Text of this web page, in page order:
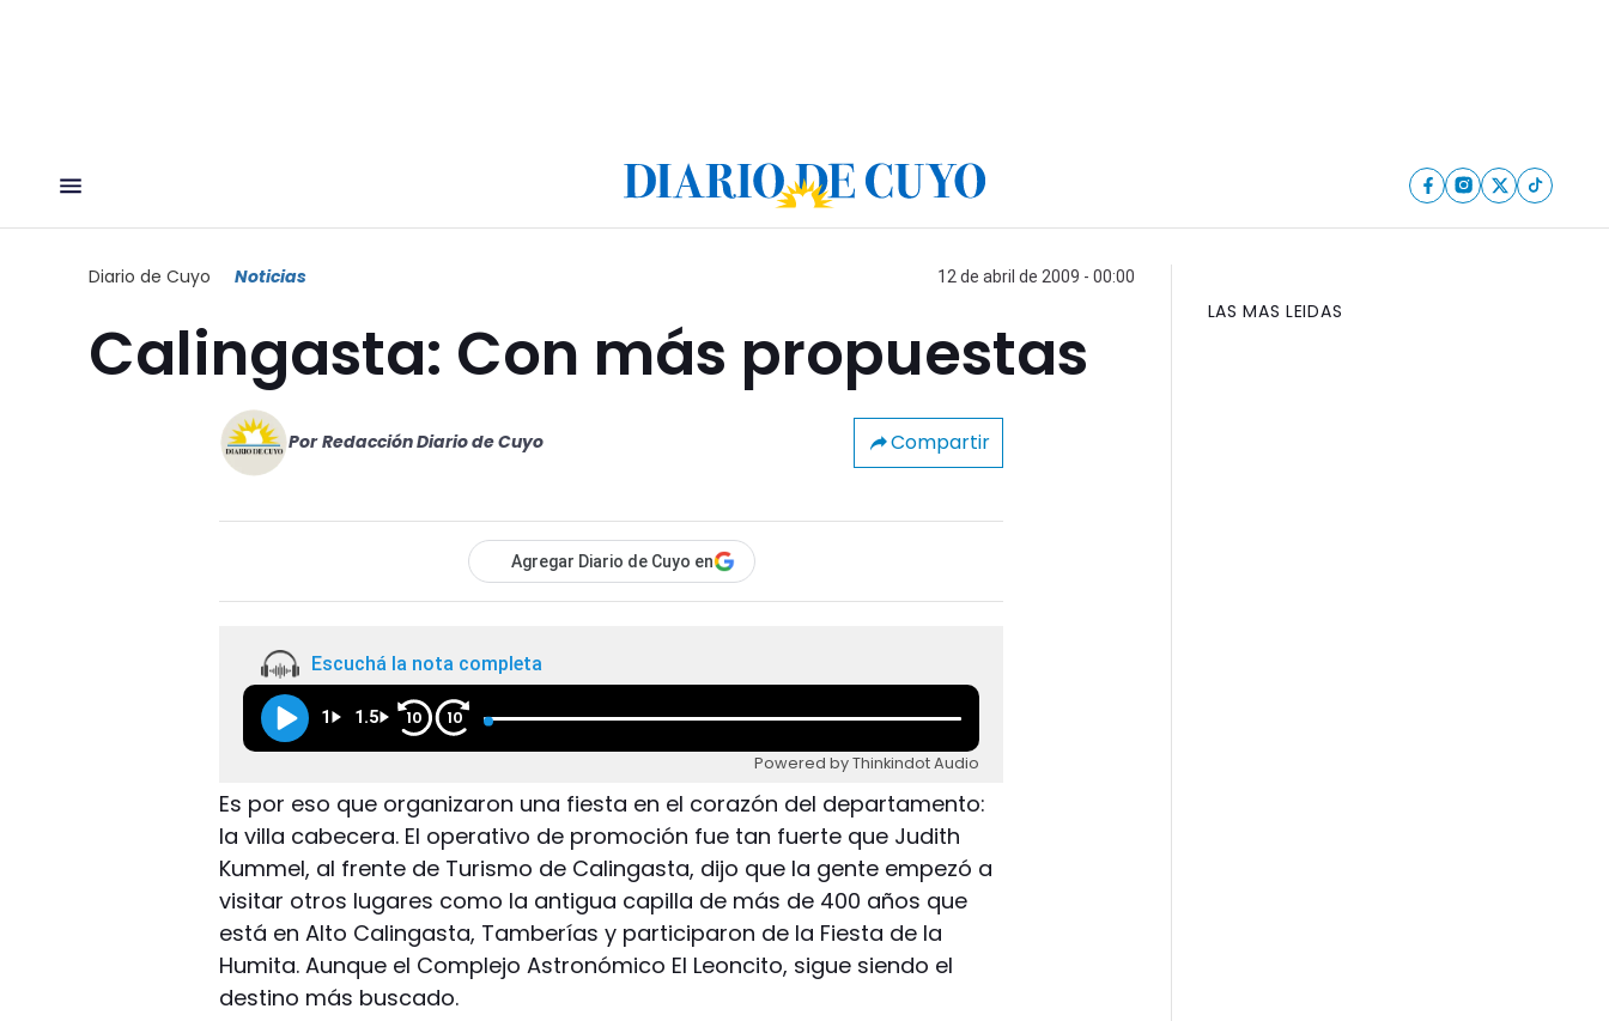
Diario de Cuyo Noticias 12 de abril de 2009 - 00:00
Calingasta: Con más propuestas
Por Redacción Diario de Cuyo Compartir
Agregar Diario de Cuyo en
Escuchá la nota completa
1 1.5 10 10
Powered by Thinkindot Audio
Es por eso que organizaron una fiesta en el corazón del departamento:
la villa cabecera. El operativo de promoción fue tan fuerte que Judith
Kummel, al frente de Turismo de Calingasta, dijo que la gente empezó a
visitar otros lugares como la antigua capilla de más de 400 años que
está en Alto Calingasta, Tamberías y participaron de la Fiesta de la
Humita. Aunque el Complejo Astronómico El Leoncito, sigue siendo el
destino más buscado.
LAS MAS LEIDAS